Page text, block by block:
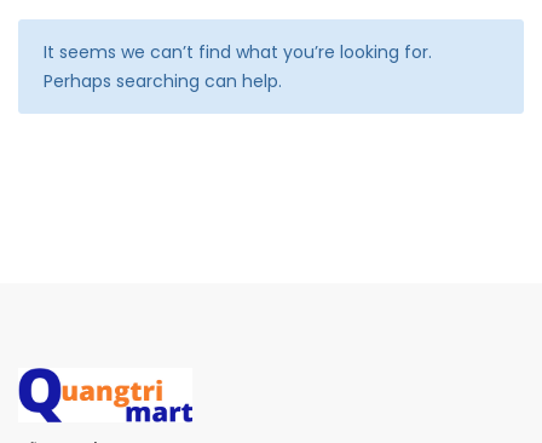
It seems we can’t find what you’re looking for.
Perhaps searching can help.